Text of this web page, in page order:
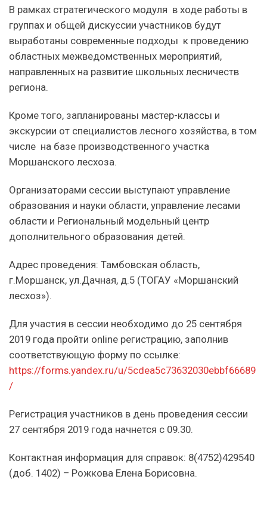
В рамках стратегического модуля в ходе работы в
группах и общей дискуссии участников будут
выработаны современные подходы к проведению
областных межведомственных мероприятий,
направленных на развитие школьных лесничеств
региона.
Кроме того, запланированы мастер-классы и
экскурсии от специалистов лесного хозяйства, в том
числе на базе производственного участка
Моршанского лесхоза.
Организаторами сессии выступают управление
образования и науки области, управление лесами
области и Региональный модельный центр
дополнительного образования детей.
Адрес проведения: Тамбовская область,
г.Моршанск, ул.Дачная, д.5 (ТОГАУ «Моршанский
лесхоз»).
Для участия в сессии необходимо до 25 сентября
2019 года пройти online регистрацию, заполнив
соответствующую форму по ссылке:
https://forms.yandex.ru/u/5cdea5c73632030ebbf66689
/
Регистрация участников в день проведения сессии
27 сентября 2019 года начнется с 09.30.
Контактная информация для справок: 8(4752)429540
(доб. 1402) – Рожкова Елена Борисовна.